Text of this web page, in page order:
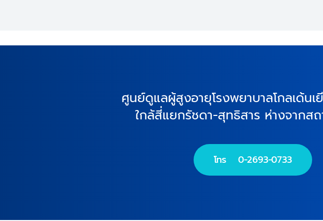
ศูนย์ดูแลผู้สูงอายุโรงพยาบาลโกลเด้น
ใกล้สี่แยกรัชดา-สุทธิสาร ห่างจากส
โทร 0-2693-0733